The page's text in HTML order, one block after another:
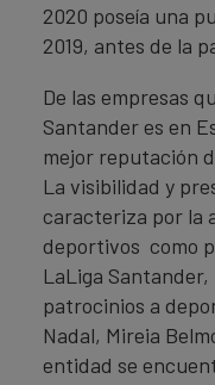
2020 poseía una
2019, antes de la
De las empresas
Santander es en
mejor reputación
La visibilidad y
caracteriza por la
deportivos como
LaLiga
patrocinios a
Nadal, Mireia
entidad se